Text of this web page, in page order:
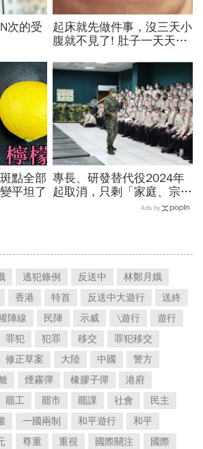
次的受
起床就先做件事，沒三天小
腹就不見了! 肚子一天天變
點全部
平坦了
專長、研發替代役2024年
起取消，只剩「家庭、宗
教」未來也要打靶…申請資
Ads by
逃犯條例 反送中
林鄭月娥
香港 特首 反送中大遊行
送終
陣線 民陣 示威 \遊行
遊行
罪犯 犯罪 移交
罪犯移交
修正草案 大陸 中國
警方
煙霧彈 橡膠子彈
港府
罷工 罷市 罷課 社會
民主
一國兩制 和平遊行
和平
尊重 重視 國際關注
國際